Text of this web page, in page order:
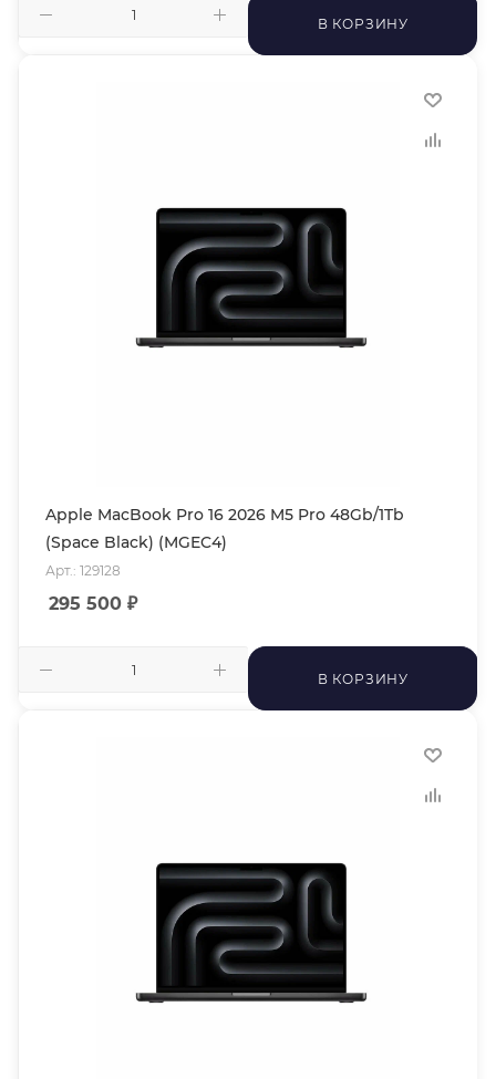
В КОРЗИНУ
Apple MacBook Pro 16 2026 M5 Pro 48Gb/1Tb
(Space Black) (MGEC4)
Арт.: 129128
295 500 ₽
В КОРЗИНУ